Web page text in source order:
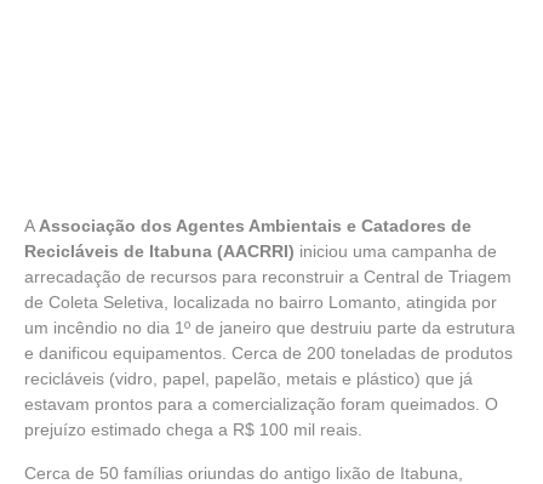
AAssociação dos Agentes Ambientais e Catadores de
Recicláveis de Itabuna (AACRRI) iniciou uma campanha de
arrecadação de recursos para reconstruir a Central de Triagem
de Coleta Seletiva, localizada no bairro Lomanto, atingida por
um incêndio no dia 1º de janeiro que destruiu parte da estrutura
e danificou equipamentos. Cerca de 200 toneladas de produtos
recicláveis (vidro, papel, papelão, metais e plástico) que já
estavam prontos para a comercialização foram queimados. O
prejuízo estimado chega a R$ 100 mil reais.
Cerca de 50 famílias oriundas do antigo lixão de Itabuna,